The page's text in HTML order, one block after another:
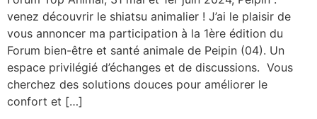
venez découvrir le shiatsu animalier ! J’ai le plaisir de
vous annoncer ma participation à la 1ère édition du
Forum bien-être et santé animale de Peipin (04). Un
espace privilégié d’échanges et de discussions. Vous
cherchez des solutions douces pour améliorer le
confort et […]